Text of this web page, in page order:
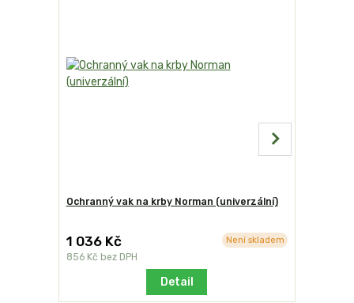
Ochranný vak na krby Norman (univerzální)
1 036 Kč
856 Kč bez DPH
Není skladem
Detail